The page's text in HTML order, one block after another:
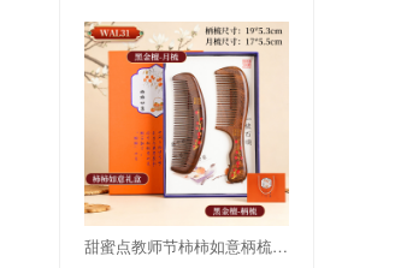
甜蜜点教师节柿柿如意柄梳+月梳套装WAL31